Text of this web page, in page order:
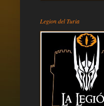
Legion del Turia